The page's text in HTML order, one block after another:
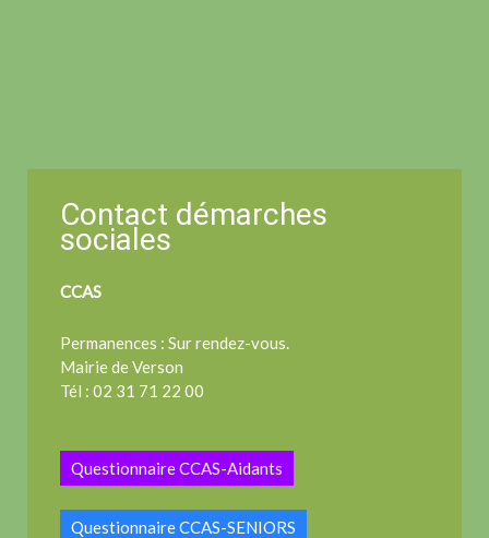
Contact démarches
sociales
CCAS
Permanences : Sur rendez-vous.
Mairie de Verson
Tél : 02 31 71 22 00
Questionnaire CCAS-Aidants
Questionnaire CCAS-SENIORS